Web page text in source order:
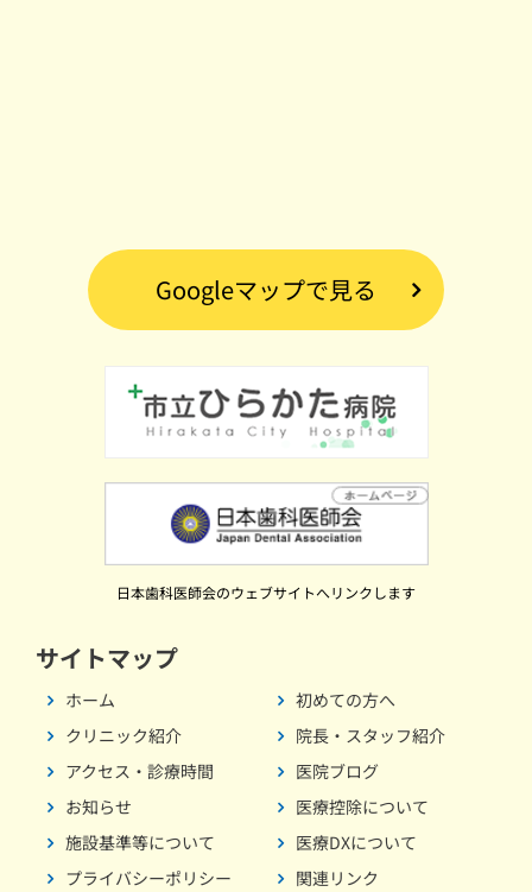
Googleマップで見る
日本歯科医師会のウェブサイトへリンクします
サイトマップ
ホーム
初めての方へ
クリニック紹介
院長・スタッフ紹介
アクセス・診療時間
医院ブログ
お知らせ
医療控除について
施設基準等について
医療DXについて
プライバシーポリシー
関連リンク